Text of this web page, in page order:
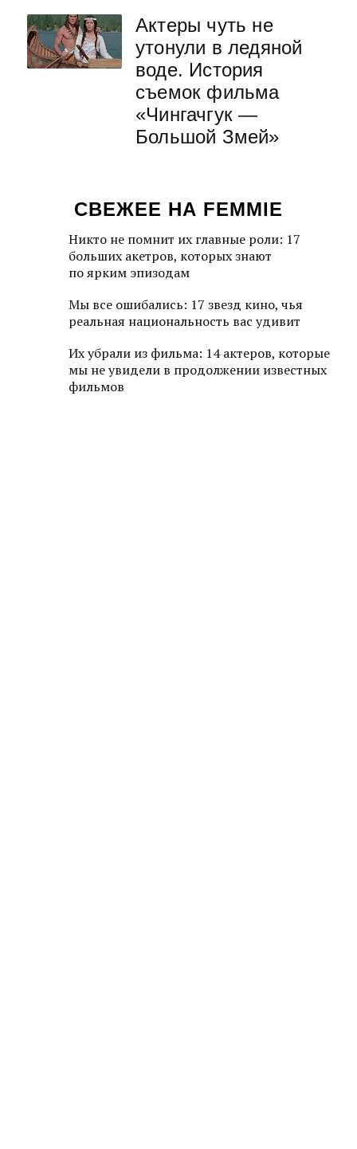
Актеры чуть не
утонули в ледяной
воде. История
съемок фильма
«Чингачгук —
Большой Змей»
СВЕЖЕЕ НА FEMMIE
Никто не помнит их главные роли: 17
больших акетров, которых знают
по ярким эпизодам
Мы все ошибались: 17 звезд кино, чья
реальная национальность вас удивит
Их убрали из фильма: 14 актеров, которые
мы не увидели в продолжении известных
фильмов